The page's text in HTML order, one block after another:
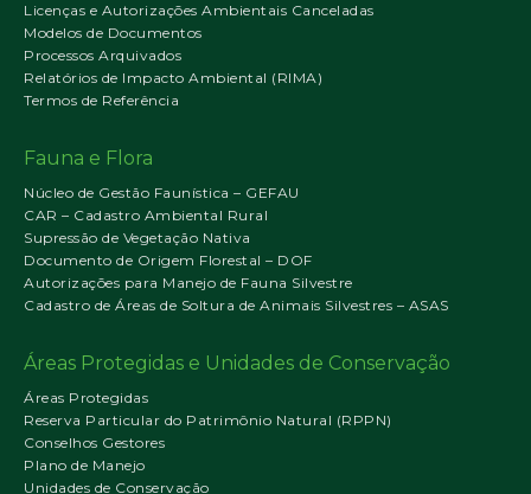
Licenças e Autorizações Ambientais Canceladas
Modelos de Documentos
Processos Arquivados
Relatórios de Impacto Ambiental (RIMA)
Termos de Referência
Fauna e Flora
Núcleo de Gestão Faunística – GEFAU
CAR – Cadastro Ambiental Rural
Supressão de Vegetação Nativa
Documento de Origem Florestal – DOF
Autorizações para Manejo de Fauna Silvestre
Cadastro de Áreas de Soltura de Animais Silvestres – ASAS
Áreas Protegidas e Unidades de Conservação
Áreas Protegidas
Reserva Particular do Patrimônio Natural (RPPN)
Conselhos Gestores
Plano de Manejo
Unidades de Conservação